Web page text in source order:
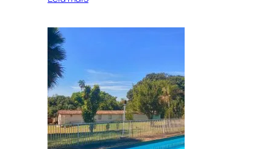
DE
SEBASTIÃO,
DISTRITO
FEDERAL